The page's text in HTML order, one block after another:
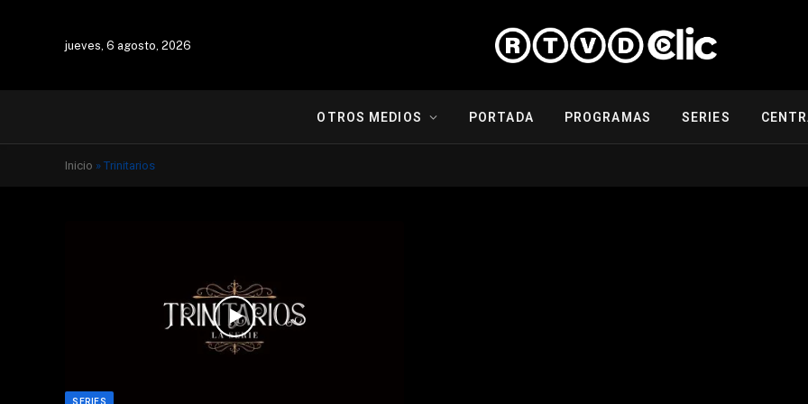
jueves, 6 agosto, 2026
OTROS MEDIOS PORTADA PROGRAMAS SERIES
Inicio » Trinitarios
SERIES